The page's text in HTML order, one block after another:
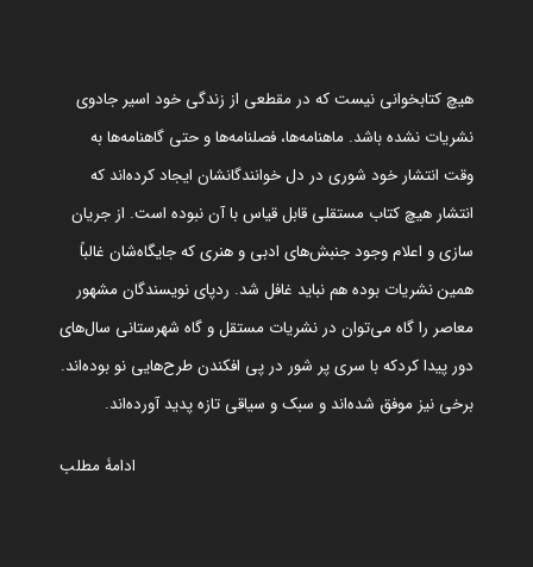
هیچ کتابخوانی نیست که در مقطعی از زندگی خود اسیر جادوی
نشریات نشده باشد. ماهنامه‌ها، فصلنامه‌ها و حتی گاهنامه‌ها به
وقت انتشار خود شوری در دل خوانندگانشان ایجاد کرده‌اند که
انتشار هیچ کتاب مستقلی قابل قیاس با آن نبوده است. از جریان
سازی و اعلام وجود جنبش‌های ادبی و هنری که جایگاه‌شان غالباً
همین نشریات بوده هم نباید غافل شد. ردپای نویسندگان مشهور
معاصر را گاه می‌توان در نشریات مستقل و گاه شهرستانی سال‌های
دور پیدا کردکه با سری پر شور در پی افکندن طرح‌هایی نو بوده‌اند.
برخی نیز موفق شده‌اند و سبک و سیاقی تازه پدید آورده‌اند.
ادامۀ مطلب